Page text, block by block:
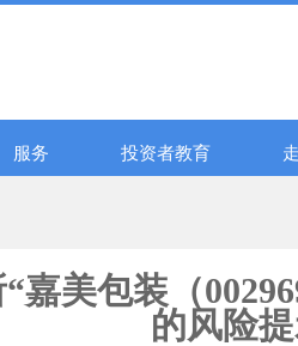
服务 投资者教育
嘉美包装（
的风险